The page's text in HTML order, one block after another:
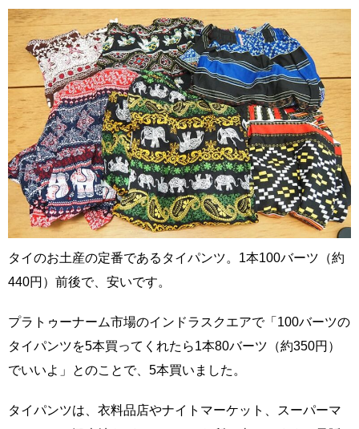
タイのお土産の定番であるタイパンツ。1本100バーツ（約
440円）前後で、安いです。
プラトゥーナーム市場のインドラスクエアで「100バーツの
タイパンツを5本買ってくれたら1本80バーツ（約350円）
でいいよ」とのことで、5本買いました。
タイパンツは、衣料品店やナイトマーケット、スーパーマ